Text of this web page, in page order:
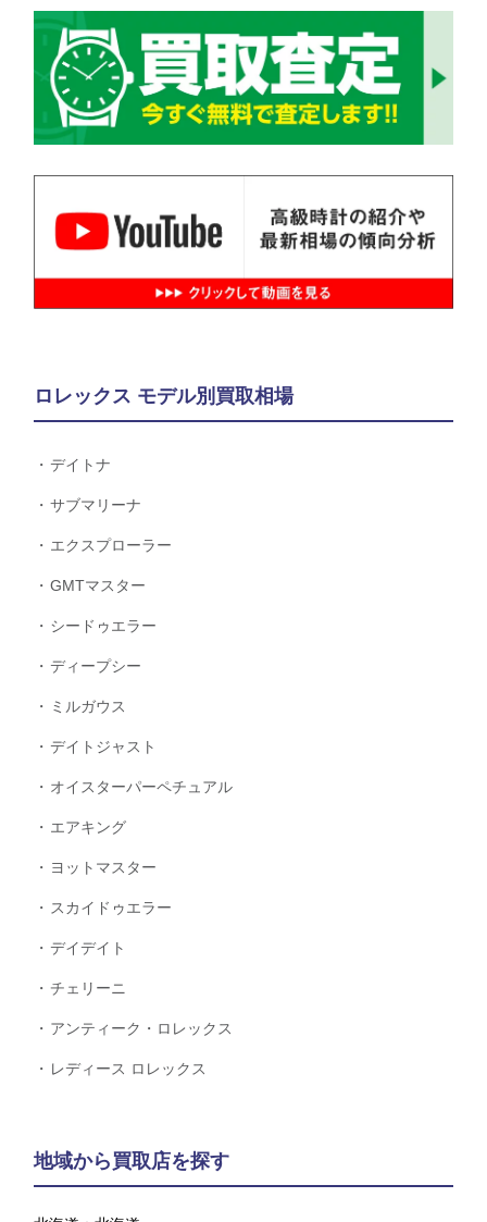
ロレックス モデル別買取相場
デイトナ
サブマリーナ
エクスプローラー
GMTマスター
シードゥエラー
ディープシー
ミルガウス
デイトジャスト
オイスターパーペチュアル
エアキング
ヨットマスター
スカイドゥエラー
デイデイト
チェリーニ
アンティーク・ロレックス
レディース ロレックス
地域から買取店を探す